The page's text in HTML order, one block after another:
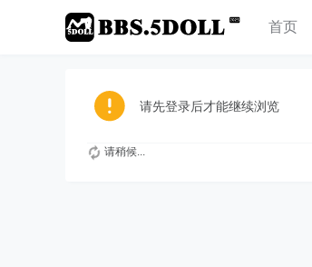
首页
请先登录后才能继续浏览
请稍候...